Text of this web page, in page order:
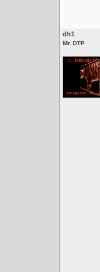
dh1
Mr. DTP